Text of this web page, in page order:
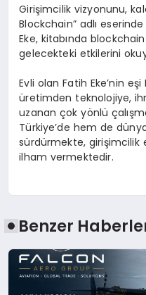
Girişimcilik vizyonunu,
Blockchain” adlı
Eke, kitabında
gelecekteki etkilerini
Evli olan Fatih Eke’nin eşi
üretimden teknolojiye,
uzanan çok yönlü
Türkiye’de hem de
sürdürmekte, girişimcilik
ilham vermektedir.
Benzer